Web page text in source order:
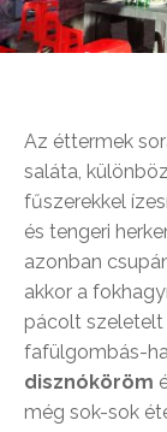
Az éttermek
saláta,
fűszerekkel
és tengeri
azonban
akkor a
pácolt szeletelt
fafülgombás-
disznóköröm
még sok-sok